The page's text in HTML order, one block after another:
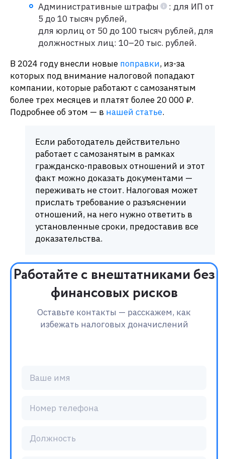
Административные штрафы
: для ИП от
5 до 10 тысяч рублей,
для юрлиц от 50 до 100 тысяч рублей, для
должностных лиц: 10–20 тыс. рублей.
В 2024 году внесли новые поправки, из-за
которых под внимание налоговой попадают
компании, которые работают с самозанятым
более трех месяцев и платят более 20 000 ₽.
Подробнее об этом — в нашей статье.
Если работодатель действительно
работает с самозанятым в рамках
гражданско-правовых отношений и этот
факт можно доказать документами —
переживать не стоит. Налоговая может
прислать требование о разъяснении
отношений, на него нужно ответить в
установленные сроки, предоставив все
доказательства.